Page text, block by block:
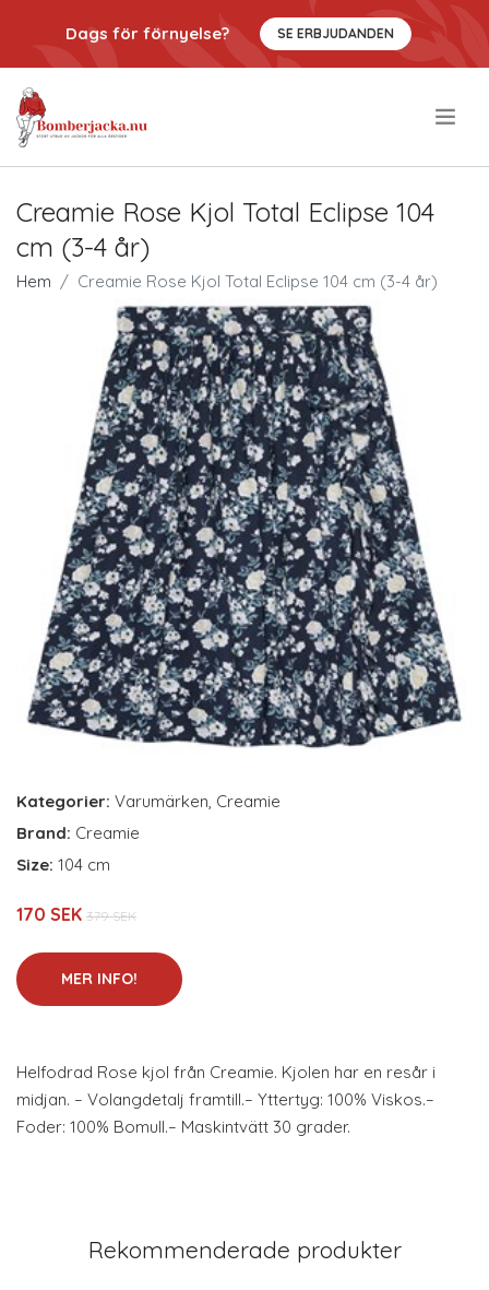
Dags för förnyelse? SE ERBJUDANDEN
Creamie Rose Kjol Total Eclipse 104
cm (3-4 år)
Hem Creamie Rose Kjol Total Eclipse 104 cm (3-4 år)
Kategorier: Varumärken, Creamie
Brand: Creamie
Size: 104 cm
170 SEK 379 SEK
MER INFO!
Helfodrad Rose kjol från Creamie. Kjolen har en resår i
midjan. – Volangdetalj framtill.– Yttertyg: 100% Viskos.–
Foder: 100% Bomull.– Maskintvätt 30 grader.
Rekommenderade produkter